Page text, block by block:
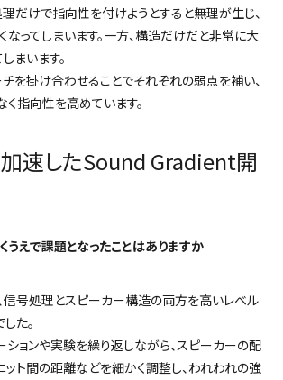
だけで指向性を付けようとすると無理が生じ、
ってしまいます。一方、構造だけだと非常に大
まいます。
を掛け合わせることでそれぞれの弱点を補い、
指向性を高めています。
速したSound Gradient開
えで課題となったことはありますか
信号処理とスピーカー構造の両方を高いレベル
た。
ションや実験を繰り返しながら、スピーカーの配
ット間の距離などを細かく調整し、われわれの強